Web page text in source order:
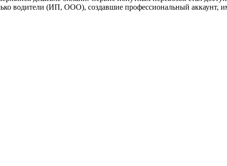
водители (ИП, ООО), создавшие профессиональный аккаунт,